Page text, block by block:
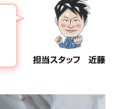
担当スタッフ 近藤